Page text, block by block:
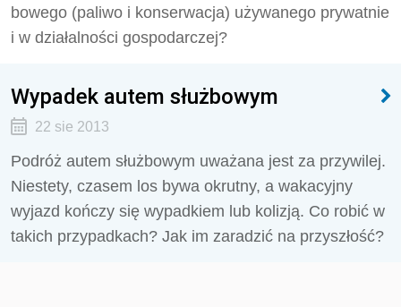
bowego (paliwo i konserwacja) używanego prywatnie
i w działalności gospodarczej?
Wypadek autem służbowym
22 sie 2013
Podróż autem służbowym uważana jest za przywilej.
Niestety, czasem los bywa okrutny, a wakacyjny
wyjazd kończy się wypadkiem lub kolizją. Co robić w
takich przypadkach? Jak im zaradzić na przyszłość?